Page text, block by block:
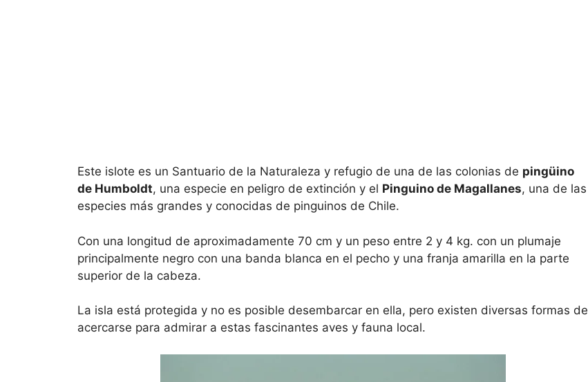
Este islote es un Santuario de la Naturaleza y refugio de una de las colonias de pingüino
de Humboldt, una especie en peligro de extinción y el Pinguino de Magallanes, una de las
especies más grandes y conocidas de pinguinos de Chile.
Con una longitud de aproximadamente 70 cm y un peso entre 2 y 4 kg. con un plumaje
principalmente negro con una banda blanca en el pecho y una franja amarilla en la parte
superior de la cabeza.
La isla está protegida y no es posible desembarcar en ella, pero existen diversas formas de
acercarse para admirar a estas fascinantes aves y fauna local.